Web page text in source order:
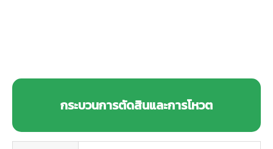
กระบวนการตัดสินและการโหวต